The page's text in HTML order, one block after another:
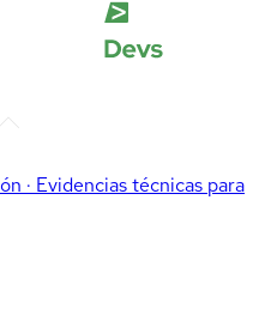
· Evidencias técnicas para